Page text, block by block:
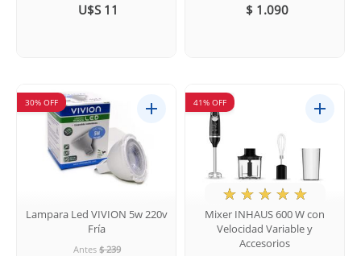
U$S 11 $ 1.090
30% OFF
Lampara Led VIVION 5w 220v
Fría
Antes $ 239
41% OFF
★ ☆ ☆ ☆ ☆
Mixer INHAUS 600 W con
Velocidad Variable y
Accesorios